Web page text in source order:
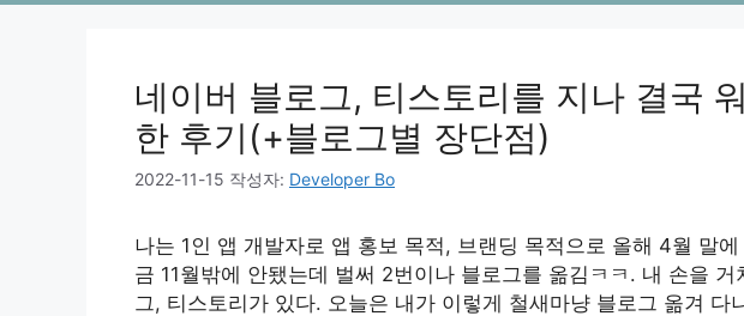
네이버 블로그, 티스토리를 지나 결국
한 후기(+블로그별 장단점)
2022-11-15 작성자: Developer Bo
나는 1인 앱 개발자로 앱 홍보 목적, 브랜딩 목적으로 올해 4월 말
금 11월밖에 안됐는데 벌써 2번이나 블로그를 옮김ㅋㅋ. 내 손을
그, 티스토리가 있다. 오늘은 내가 이렇게 철새마냥 블로그 옮겨 다